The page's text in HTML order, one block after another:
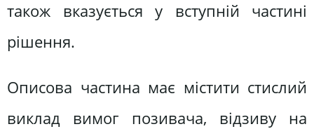
також вказується у вступній частині
рішення.
Описова частина має містити стислий
виклад вимог позивача, відзиву на